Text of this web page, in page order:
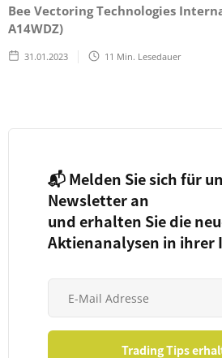
Bee Vectoring Technologies
A14WDZ)
31.01.2023 11 Min. Lesedauer
📬 Melden Sie sich für
Newsletter an
und erhalten Sie die
Aktienanalysen in ihrer